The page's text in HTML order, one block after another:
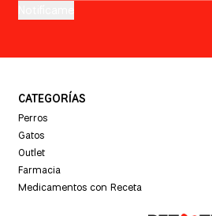
CATEGORÍAS
Perros
Gatos
Outlet
Farmacia
Medicamentos con Receta